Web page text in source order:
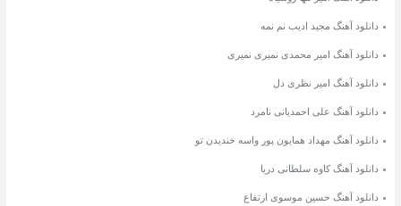
دانلود آهنگ مجید ادیب نم نمه
دانلود آهنگ امیر محمدی نمیری نمیری
دانلود آهنگ امیر نظری دل
دانلود آهنگ علی احمدیانی نامرد
دانلود آهنگ مهداد همایون پور واسه خندیدن تو
دانلود آهنگ کاوه سلطانی دریا
دانلود آهنگ حسین موسوی ارتفاع